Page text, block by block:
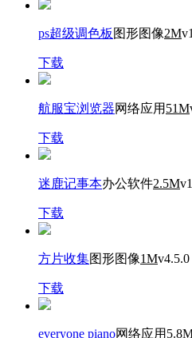
ps超级调色板 图形图像2M
下载
航服宝浏览器网络应用 51M
下载
迷鹿记事本办公软件2.5M
下载
方片收集图形图像1Mv4.5.0
下载
everyone piano网络应用